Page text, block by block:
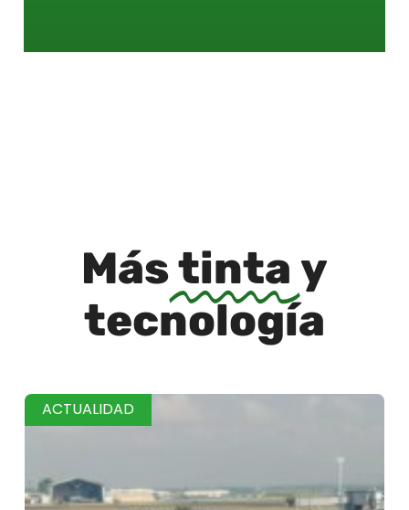
Mástinta y
tecnología
ACTUALIDAD